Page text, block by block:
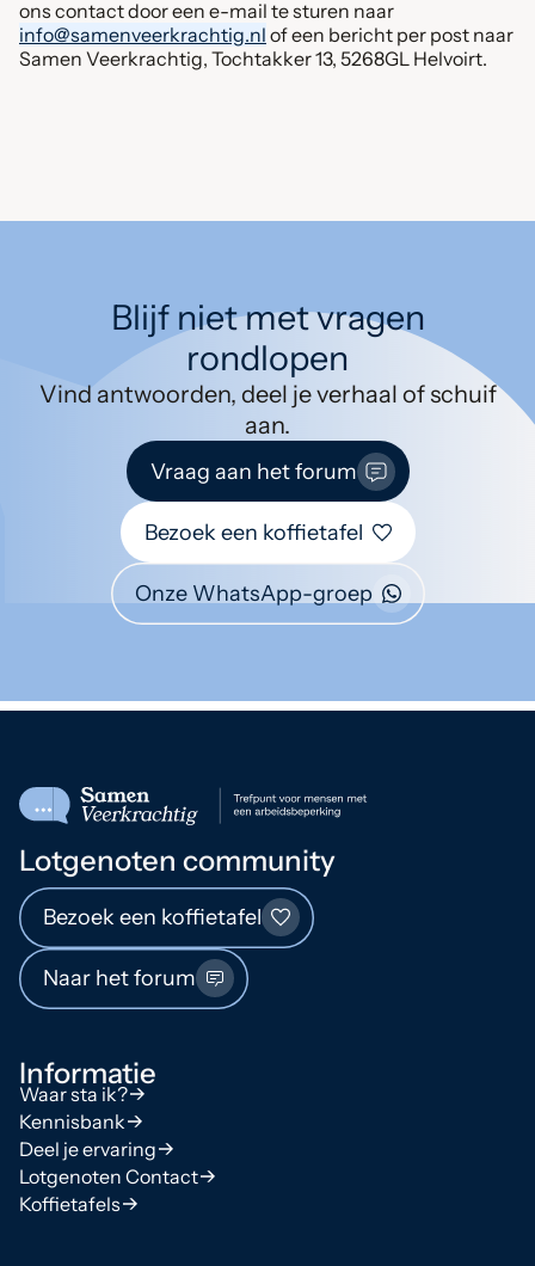
ons contact door een e-mail te sturen naar
info@samenveerkrachtig.nl of een bericht per post naar
Samen Veerkrachtig, Tochtakker 13, 5268GL Helvoirt.
Blijf niet met vragen
rondlopen
Vind antwoorden, deel je verhaal of schuif
aan.
Vraag aan het forum
Bezoek een koffietafel
Onze WhatsApp-groep
Lotgenoten community
Bezoek een koffietafel
Naar het forum
Informatie
Waar sta ik?
Kennisbank
Deel je ervaring
Lotgenoten Contact
Koffietafels